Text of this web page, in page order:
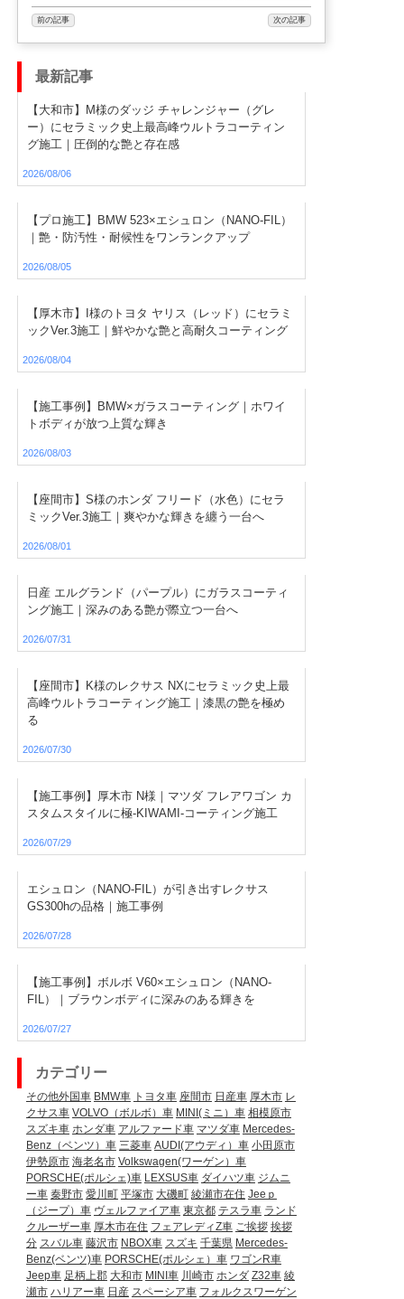
前の記事 次の記事
最新記事
【大和市】M様のダッジ チャレンジャー（グレ
ー）にセラミック史上最高峰ウルトラコーティン
グ施工｜圧倒的な艶と存在感
2026/08/06
【プロ施工】BMW 523×エシュロン（NANO-FIL）
｜艶・防汚性・耐候性をワンランクアップ
2026/08/05
【厚木市】I様のトヨタ ヤリス（レッド）にセラミ
ックVer.3施工｜鮮やかな艶と高耐久コーティング
2026/08/04
【施工事例】BMW×ガラスコーティング｜ホワイ
トボディが放つ上質な輝き
2026/08/03
【座間市】S様のホンダ フリード（水色）にセラ
ミックVer.3施工｜爽やかな輝きを纏う一台へ
2026/08/01
日産 エルグランド（パープル）にガラスコーティ
ング施工｜深みのある艶が際立つ一台へ
2026/07/31
【座間市】K様のレクサス NXにセラミック史上最
高峰ウルトラコーティング施工｜漆黒の艶を極め
る
2026/07/30
【施工事例】厚木市 N様｜マツダ フレアワゴン カ
スタムスタイルに極-KIWAMI-コーティング施工
2026/07/29
エシュロン（NANO-FIL）が引き出すレクサス
GS300hの品格｜施工事例
2026/07/28
【施工事例】ボルボ V60×エシュロン（NANO-
FIL）｜ブラウンボディに深みのある輝きを
2026/07/27
カテゴリー
その他外国車 BMW車 トヨタ車 座間市 日産車 厚木市 レ
クサス車 VOLVO（ボルボ）車 MINI(ミニ）車 相模原市
スズキ車 ホンダ車 アルファード車 マツダ車 Mercedes-
Benz（ベンツ）車 三菱車 AUDI(アウディ）車 小田原市
伊勢原市 海老名市 Volkswagen(ワーゲン）車
PORSCHE(ポルシェ)車 LEXSUS車 ダイハツ車 ジムニ
ー車 秦野市 愛川町 平塚市 大磯町 綾瀬市在住 Jeeｐ
（ジープ）車 ヴェルファイア車 東京都 テスラ車 ランド
クルーザー車 厚木市在住 フェアレディZ車 ご挨拶 挨拶
分 スバル車 藤沢市 NBOX車 スズキ 千葉県 Mercedes-
Benz(ベンツ)車 PORSCHE(ポルシェ）車 ワゴンR車
Jeep車 足柄上郡 大和市 MINI車 川崎市 ホンダ Z32車 綾
瀬市 ハリアー車 日産 スペーシア車 フォルクスワーゲン